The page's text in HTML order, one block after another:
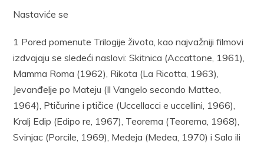
Nastaviće se
1 Pored pomenute Trilogije života, kao najvažniji filmovi
izdvajaju se sledeći naslovi: Skitnica (Accattone, 1961),
Mamma Roma (1962), Rikota (La Ricotta, 1963),
Jevanđelje po Mateju (Il Vangelo secondo Matteo,
1964), Ptičurine i ptičice (Uccellacci e uccellini, 1966),
Kralj Edip (Edipo re, 1967), Teorema (Teorema, 1968),
Svinjac (Porcile, 1969), Medeja (Medea, 1970) i Salo ili